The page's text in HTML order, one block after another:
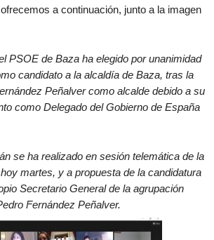
a continuación, junto a la imagen
PSOE de Baza ha elegido por unanimidad
candidato a la alcaldía de Baza, tras la
Peñalver como alcalde debido a su
como Delegado del Gobierno de España
se ha realizado en sesión telemática de la
martes, y a propuesta de la candidatura
Secretario General de la agrupación
Fernández Peñalver.